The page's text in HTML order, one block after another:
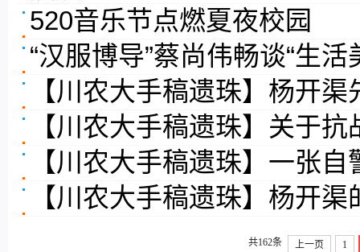
520音乐节点燃夏夜校园
“汉服博导”蔡尚伟畅谈“生
【川农大手稿遗珠】杨开
【川农大手稿遗珠】关于
【川农大手稿遗珠】一张自
【川农大手稿遗珠】杨开
共162条 上一页 1